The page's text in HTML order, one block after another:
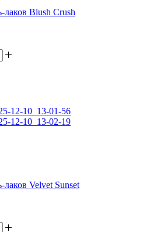
лаков Blush Crush
Velvet Sunset